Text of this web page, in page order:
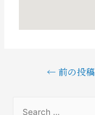
← 前の投稿